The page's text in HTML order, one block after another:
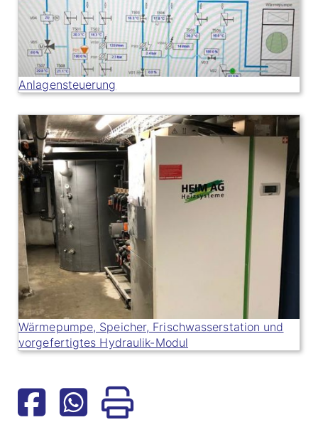
Anlagensteuerung
Wärmepumpe, Speicher, Frischwasserstation und
vorgefertigtes Hydraulik-Modul